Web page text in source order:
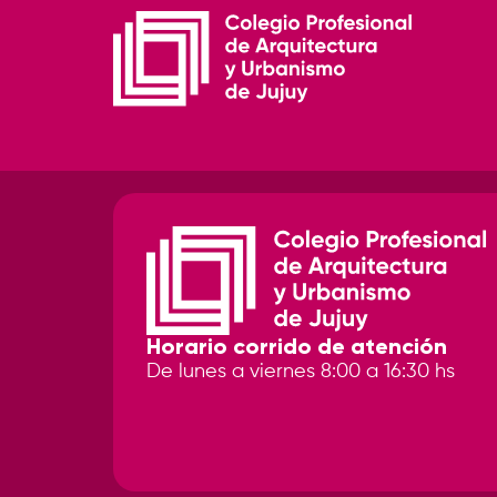
Horario corrido de atención
De lunes a viernes 8:00 a 16:30 hs